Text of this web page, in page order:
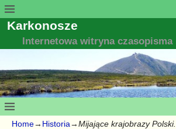
Karkonosze
Internetowa witryna czasopisma
Home→ Historia→Mijające krajobrazy